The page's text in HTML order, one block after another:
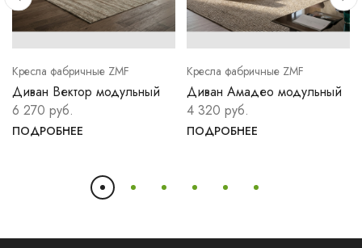
Кресла фабричные ZMF
Диван Вектор модульный
6 270 руб.
ПОДРОБНЕЕ
Кресла фабричные ZMF
Диван Амадео модульный
4 320 руб.
ПОДРОБНЕЕ